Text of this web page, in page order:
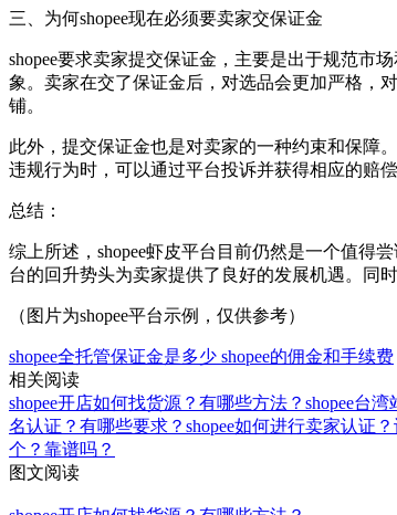
三、为何shopee现在必须要卖家交保证金
shopee要求卖家提交保证金，主要是出于规范市
象。卖家在交了保证金后，对选品会更加严格，
铺。
此外，提交保证金也是对卖家的一种约束和保障
违规行为时，可以通过平台投诉并获得相应的赔偿
总结：
综上所述，shopee虾皮平台目前仍然是一个值得
台的回升势头为卖家提供了良好的发展机遇。同
（图片为shopee平台示例，仅供参考）
shopee全托管保证金是多少 shopee的佣金和手续费
相关阅读
shopee开店如何找货源？有哪些方法？ shopee台
名认证？有哪些要求？ shopee如何进行卖家认证
个？靠谱吗？
图文阅读